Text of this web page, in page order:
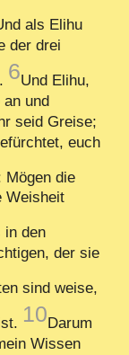
als Elihu
der drei
6Und Elihu,
und
seid Greise;
euch
Mögen die
Weisheit
in den
der sie
sind weise,
10Darum
Wissen